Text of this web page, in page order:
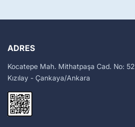
ADRES
Kocatepe Mah. Mithatpaşa Cad. No: 52
Kızılay - Çankaya/Ankara